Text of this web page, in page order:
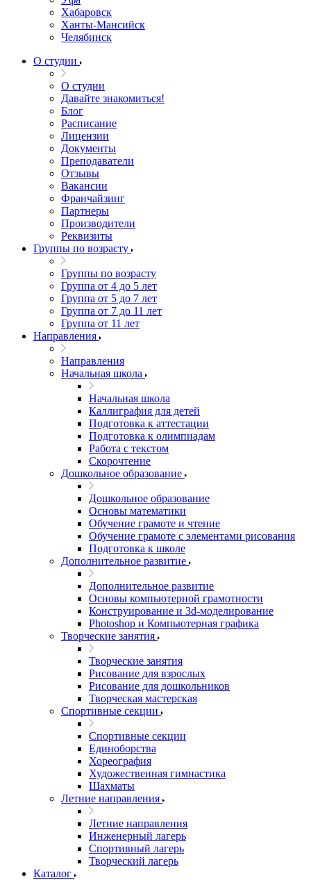
Хабаровск
Ханты-Мансийск
Челябинск
О студии
О студии
Давайте знакомиться!
Блог
Расписание
Лицензии
Документы
Преподаватели
Отзывы
Вакансии
Франчайзинг
Партнеры
Производители
Реквизиты
Группы по возрасту
Группы по возрасту
Группа от 4 до 5 лет
Группа от 5 до 7 лет
Группа от 7 до 11 лет
Группа от 11 лет
Направления
Направления
Начальная школа
Начальная школа
Каллиграфия для детей
Подготовка к аттестации
Подготовка к олимпиадам
Работа с текстом
Скорочтение
Дошкольное образование
Дошкольное образование
Основы математики
Обучение грамоте и чтение
Обучение грамоте с элементами рисования
Подготовка к школе
Дополнительное развитие
Дополнительное развитие
Основы компьютерной грамотности
Конструирование и 3d-моделирование
Photoshop и Компьютерная графика
Творческие занятия
Творческие занятия
Рисование для взрослых
Рисование для дошкольников
Творческая мастерская
Спортивные секции
Спортивные секции
Единоборства
Хореография
Художественная гимнастика
Шахматы
Летние направления
Летние направления
Инженерный лагерь
Спортивный лагерь
Творческий лагерь
Каталог